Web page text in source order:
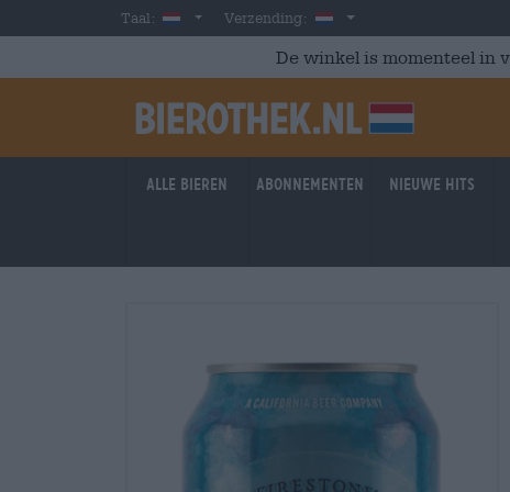
Skip to main content
Taal: DutchVerzending: Nederland
De winkel is momenteel in
Alle bieren Abonnementen Nieuwe hits